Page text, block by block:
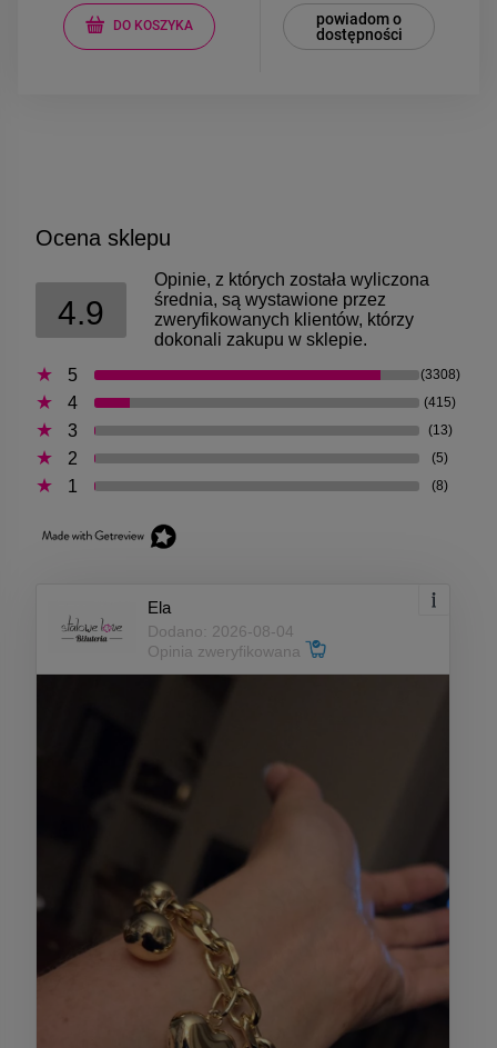
DO KOSZYKA
powiadom o
dostępności
Ocena sklepu
4.9
Opinie, z których została wyliczona
średnia, są wystawione przez
zweryfikowanych klientów, którzy
dokonali zakupu w sklepie.
5
(3308)
4 (415)
3 (13)
2 (5)
1 (8)
Ela
Dodano: 2026-08-04
Opinia zweryfikowana